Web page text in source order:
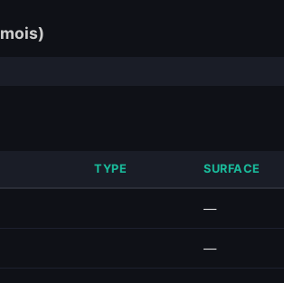
TYPE SURFACE
—
—